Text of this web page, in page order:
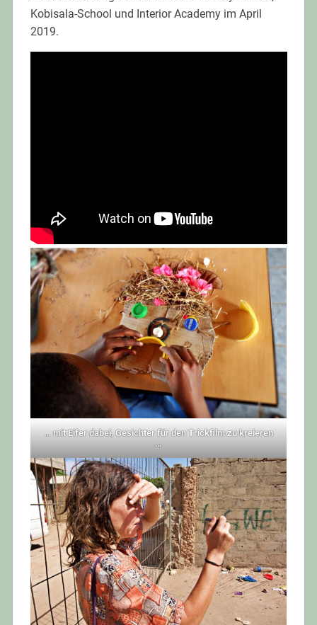
Kobisala-School und Interior Academy im April
2019.
… mit Eifer dabei, Gesichter für den Trickfilm zu kreieren
…